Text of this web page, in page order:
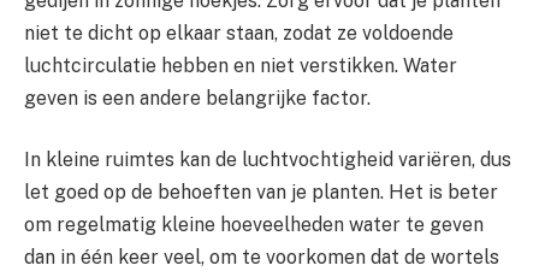
niet te dicht op elkaar staan, zodat ze voldoende
luchtcirculatie hebben en niet verstikken. Water
geven is een andere belangrijke factor.
In kleine ruimtes kan de luchtvochtigheid variëren, dus
let goed op de behoeften van je planten. Het is beter
om regelmatig kleine hoeveelheden water te geven
dan in één keer veel, om te voorkomen dat de wortels